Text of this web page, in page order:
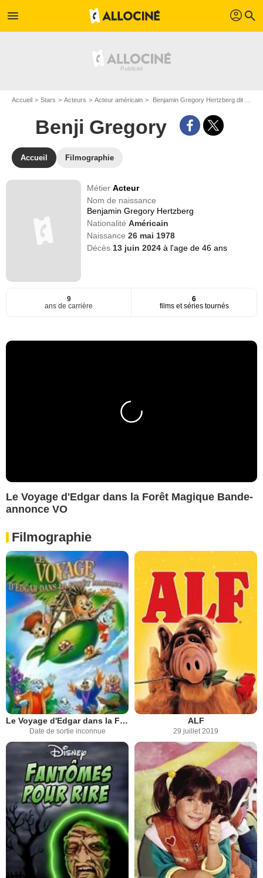
menu profil search
Accueil Stars Acteurs Acteur américain Benjamin Gregory Hertzberg dit Benji Gregory
Benji Gregory
Accueil Filmographie
MétierActeur
Nom de naissance
Benjamin Gregory Hertzberg
NationalitéAméricain
Naissance26 mai 1978
Décès 13 juin 2024à l'age de 46 ans
9
ans de carrière
6
films et séries tournés
Le Voyage d'Edgar dans la Forêt Magique Bande-
annonce VO
Filmographie
Le Voyage d'Edgar dans la Forêt Magique
Date de sortie inconnue
ALF
29 juillet 2019